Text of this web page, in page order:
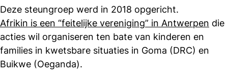
Deze steungroep werd in 2018 opgericht.
Afrikin is een “feitelijke vereniging” in Antwerpen die
acties wil organiseren ten bate van kinderen en
families in kwetsbare situaties in Goma (DRC) en
Buikwe (Oeganda).